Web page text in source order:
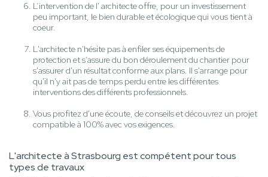
L’intervention de l' architecte offre, pour un investissement
peu important, le bien durable et écologique qui vous tient à
coeur.
L'architecte n'hésite pas à enfiler ses équipements de
protection et s’assure du bon déroulement du chantier pour
s'assurer d'un résultat conforme aux plans. Il s'arrange pour
qu'il n'y ait pas de temps perdu entre les différentes
interventions des différents professionnels.
Vous profitez d'une écoute, de conseils et découvrez un projet
compatible à 100% avec vos exigences.
L'architecte à Strasbourg est compétent pour tous
types de travaux